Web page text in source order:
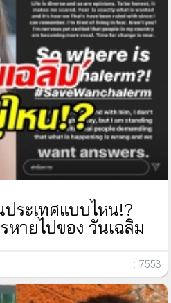
ระเทศแบบไหน!?
หายไปของ วันเฉลิม
: 7553